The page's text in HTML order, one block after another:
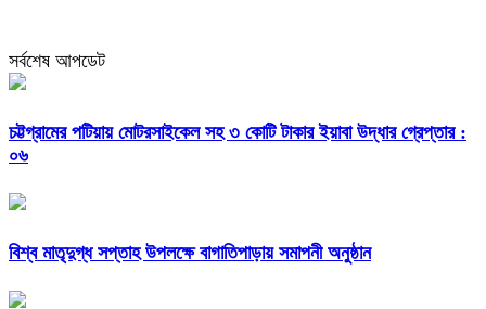
সর্বশেষ আপডেট
চট্টগ্রামের পটিয়ায় মোটরসাইকেল সহ ৩ কোটি টাকার ইয়াবা উদ্ধার গ্রেপ্তার :
০৬
বিশ্ব মাতৃদুগ্ধ সপ্তাহ উপলক্ষে বাগাতিপাড়ায় সমাপনী অনুষ্ঠান